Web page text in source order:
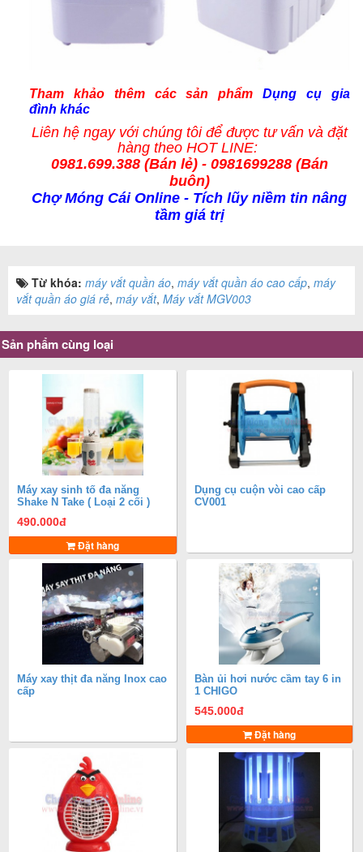
Tham khảo thêm cácsản phẩmDụng cụ gia
đình khác
Liên hệ ngay với chúng tôi để được tư vấn và đặt
hàngtheo HOT LINE:
0981.699.388 (Bán lẻ) - 0981699288 (Bán
buôn)
Chợ Móng Cái Online - Tích lũy niềm tin nâng
tầm giá trị
Từ khóa: máy vắt quần áo, máy vắt quần áo cao cấp, máy
vắt quần áo giá rẻ, máy vắt, Máy vắt MGV003
Sản phẩm cùng loại
Máy xay sinh tố đa năng
Shake N Take ( Loại 2 cối )
490.000đ
Đặt hàng
Dụng cụ cuộn vòi cao cấp
CV001
Máy xay thịt đa năng Inox cao
cấp
Bàn ủi hơi nước cầm tay 6 in
1 CHIGO
545.000đ
Đặt hàng